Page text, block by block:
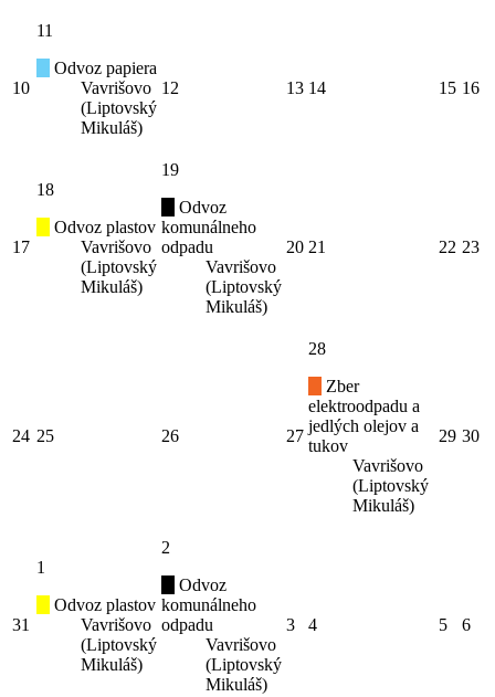
10
11
Odvoz papiera
Vavrišovo
(Liptovský
Mikuláš)
12 13 14 15 16
17
18
Odvoz plastov
Vavrišovo
(Liptovský
Mikuláš)
19
Odvoz
komunálneho
odpadu
Vavrišovo
(Liptovský
Mikuláš)
20 21 22 23
24 25 26 27
28
Zber
elektroodpadu a
jedlých olejov a
tukov
Vavrišovo
(Liptovský
Mikuláš)
29 30
31
1
Odvoz plastov
Vavrišovo
(Liptovský
Mikuláš)
2
Odvoz
komunálneho
odpadu
Vavrišovo
(Liptovský
Mikuláš)
3 4 5 6